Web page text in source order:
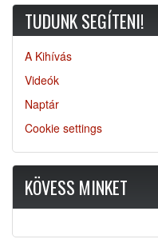
TUDUNK SEGÍTENI!
A Kihívás
Videók
Naptár
Cookie settings
KÖVESS MINKET